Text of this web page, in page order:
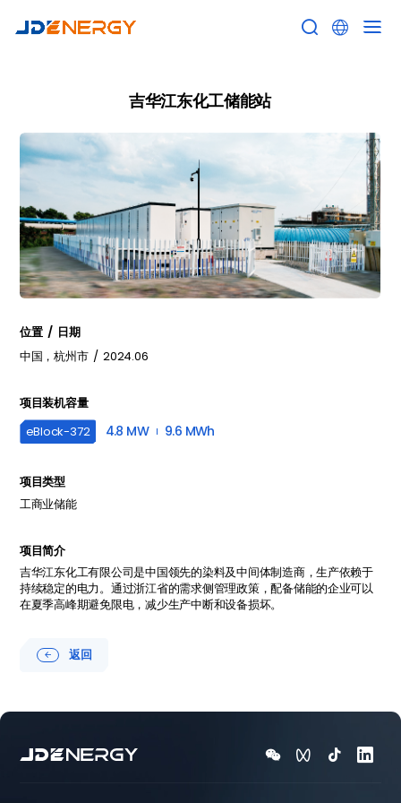
 
 返回
吉华江东化工储能站
位置 / 日期
中国，杭州市 / 2024.06
项目装机容量
eBlock-372 4.8 MW 9.6 MWh
项目类型
工商业储能
项目简介
吉华江东化工有限公司是中国领先的染料及中间体制造商，生产依赖于
持续稳定的电力。通过浙江省的需求侧管理政策，配备储能的企业可以
在夏季高峰期避免限电，减少生产中断和设备损坏。
   